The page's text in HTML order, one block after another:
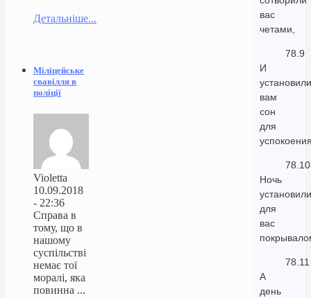
вас
четами,
78.9
И
установили
вам
сон
для
78.10
Ночь
установили
для
вас
78.11
А
день
Детальніше...
Міліцейське
свавілля в
поліції
Violetta
10.09.2018
- 22:36
Справа в
тому, що в
нашому
суспільстві
немає тої
моралі, яка
повинна ...